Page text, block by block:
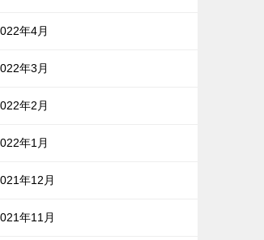
年4月
年3月
年2月
年1月
年12月
年11月